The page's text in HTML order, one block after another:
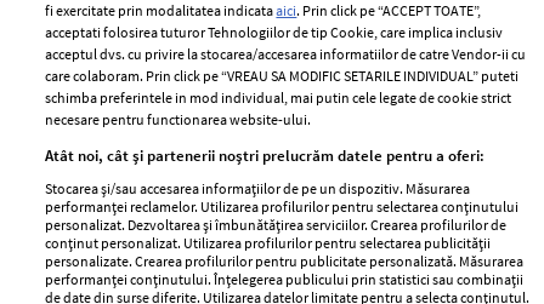
ELLE Style Awards
2024
Despre ELLE
Romania
Contact
Abonamente
Termeni si conditii
confidențialitate
Politica de cookies
Publicitate
fi exercitate prin modalitatea indicataaici. Prin click pe “ACCEPT TOATE”,
acceptati folosirea tuturor Tehnologiilor de tip Cookie, care implica inclusiv
acceptul dvs. cu privire la stocarea/accesarea informatiilor de catre Vendor-ii cu
care colaboram. Prin click pe “VREAU SA MODIFIC SETARILE INDIVIDUAL” puteti
schimba preferintele in mod individual, mai putin cele legate de cookie strict
necesare pentru functionarea website-ului.
Atât noi, cât și partenerii noștri prelucrăm datele pentru a oferi:
Stocarea și/sau accesarea informațiilor de pe un dispozitiv. Măsurarea
performanței reclamelor. Utilizarea profilurilor pentru selectarea conținutului
personalizat. Dezvoltarea și îmbunătățirea serviciilor. Crearea profilurilor de
conținut personalizat. Utilizarea profilurilor pentru selectarea publicității
personalizate. Crearea profilurilor pentru publicitate personalizată. Măsurarea
performanței conținutului. Înțelegerea publicului prin statistici sau combinații
de date din surse diferite. Utilizarea datelor limitate pentru a selecta conținutul.